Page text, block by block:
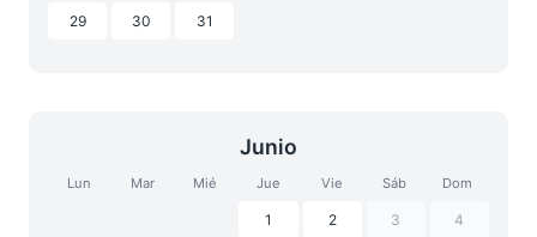
29 30 31
Junio
Lun Mar Mié Jue Vie Sáb Dom
1 2 3 4